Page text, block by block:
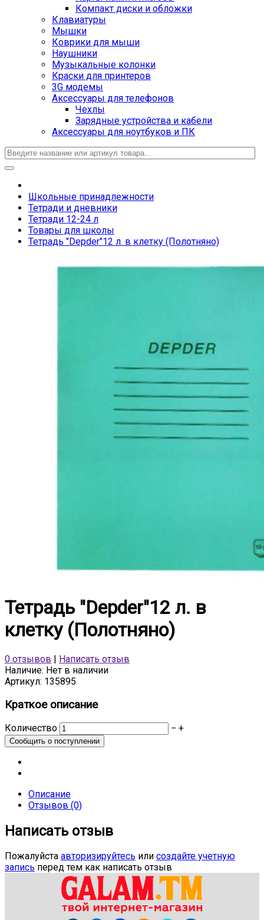
Компакт диски и обложки
Клавиатуры
Мышки
Коврики для мыши
Наушники
Музыкальные колонки
Краски для принтеров
3G модемы
Аксессуары для телефонов
Чехлы
Зарядные устройства и кабели
Аксессуары для ноутбуков и ПК
Школьные принадлежности
Тетради и дневники
Тетради 12-24 л
Товары для школы
Тетрадь "Depder"12 л. в клетку (Полотняно)
Тетрадь "Depder"12 л. в
клетку (Полотняно)
0 отзывов
Написать отзыв
Наличие: Нет в наличии
Артикул: 135895
Краткое описание
Количество − +
Описание
Отзывов (0)
Написать отзыв
Пожалуйста авторизируйтесь или создайте учетную
запись перед тем как написать отзыв